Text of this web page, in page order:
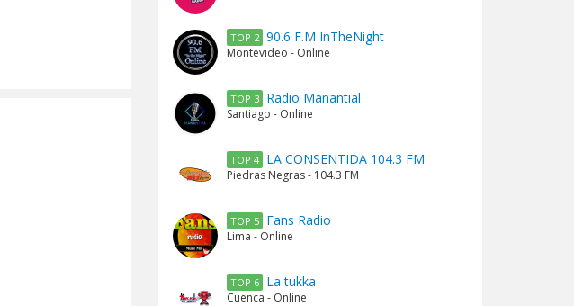
TOP 2 90.6 F.M InTheNight
Montevideo - Online
TOP 3 Radio Manantial
Santiago - Online
TOP 4 LA CONSENTIDA 104.3 FM
Piedras Negras - 104.3 FM
TOP 5 Fans Radio
Lima - Online
TOP 6 La tukka
Cuenca - Online